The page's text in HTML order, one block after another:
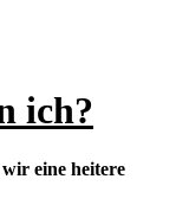
ich?
eine heitere